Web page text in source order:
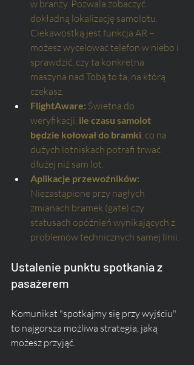
w branży. Pozwala zobaczyć
dokładną lokalizację samolotu.
Ciekawostką jest funkcja AR –
możesz wycelować telefon w niebo i
sprawdzić, czy ta konkretna
maszyna nad Tobą to ta, na którą
czekasz.
FlightAware: Świetna do
weryfikacji, ile czasu samolot
będzie kołował do bramki, co na
dużych lotniskach potrafi trwać
dłużej niż sam lot.
Aplikacje przewoźników:
Niezastąpione przy nagłych
zmianach bramek (gate) czy
statusach opóźnień wynikających z
problemów technicznych samej linii.
Ustalenie punktu spotkania z
pasażerem
Komunikat "spotkajmy się przy wyjściu"
to najgorsza możliwa strategia, jaką
możesz przyjąć.